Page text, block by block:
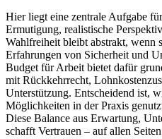
Hier liegt eine zentrale Aufgabe
Ermutigung, realistische
Wahlfreiheit bleibt abstrakt, wenn
Erfahrungen von Sicherheit und
Budget für Arbeit bietet dafür
mit Rückkehrrecht,
Unterstützung. Entscheidend ist,
Möglichkeiten in der Praxis
Diese Balance aus Erwartung,
schafft Vertrauen – auf allen